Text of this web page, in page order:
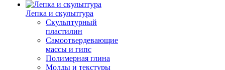
Лепка и скульптура
Скульптурный
пластилин
Самоотвердевающие
массы и гипс
Полимерная глина
Молды и текстуры